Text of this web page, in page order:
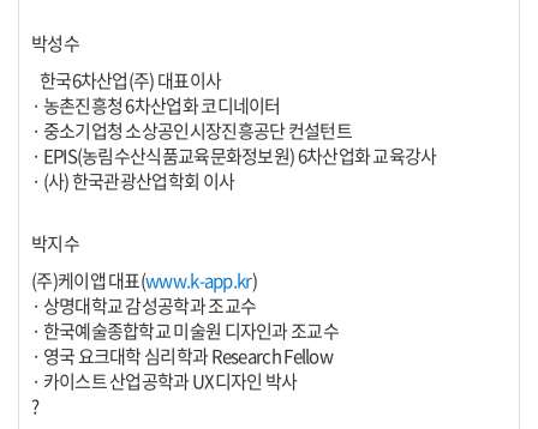
박성수
한국6차산업(주) 대표이사
· 농촌진흥청 6차산업화 코디네이터
· 중소기업청 소상공인시장진흥공단 컨설턴트
· EPIS(농림수산식품교육문화정보원) 6차산업화 교육강사
· (사) 한국관광산업학회 이사
박지수
(주)케이앱 대표(www.k-app.kr)
· 상명대학교 감성공학과 조교수
· 한국예술종합학교 미술원 디자인과 조교수
· 영국 요크대학 심리학과 Research Fellow
· 카이스트 산업공학과 UX디자인 박사
?